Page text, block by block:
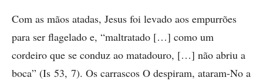
Com as mãos atadas, Jesus foi levado aos empurrões
para ser flagelado e, “maltratado […] como um
cordeiro que se conduz ao matadouro, […] não abriu a
boca” (Is 53, 7). Os carrascos O despiram, ataram-No a